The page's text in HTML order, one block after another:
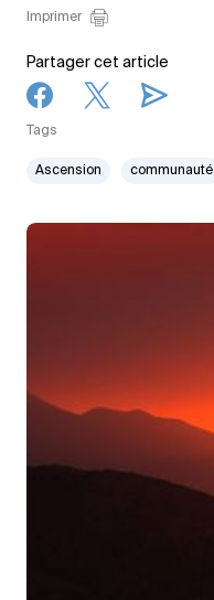
Imprimer
Partager cet article
Tags
Ascension communauté